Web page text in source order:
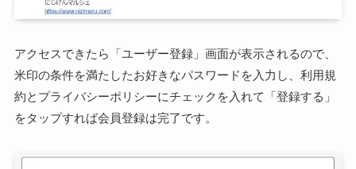
アクセスできたら「ユーザー登録」画面が表示されるので、
米印の条件を満たしたお好きなパスワードを入力し、利用規
約とプライバシーポリシーにチェックを入れて「登録する」
をタップすれば会員登録は完了です。